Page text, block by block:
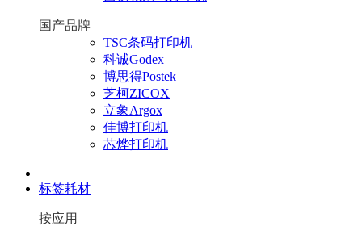
国产品牌
TSC条码打印机
科诚Godex
博思得Postek
芝柯ZICOX
立象Argox
佳博打印机
芯烨打印机
|
标签耗材
按应用